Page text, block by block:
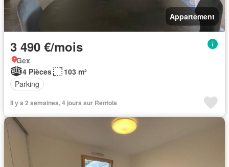
Appartement
3 490 €/mois
Gex
4 Pièces
103 m²
Parking
Il y a 2 semaines, 4 jours sur Rentola